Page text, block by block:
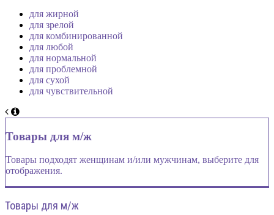
для жирной
для зрелой
для комбинированной
для любой
для нормальной
для проблемной
для сухой
для чувствительной
Товары для м/ж
Товары подходят женщинам и/или мужчинам, выберите для
отображения.
Товары для м/ж